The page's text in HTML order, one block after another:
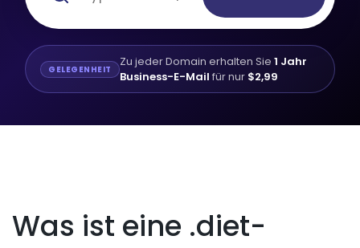
GELEGENHEIT Zu jeder Domain erhalten Sie 1 Jahr
Business-E-Mail für nur $2,99
Was ist eine .diet-